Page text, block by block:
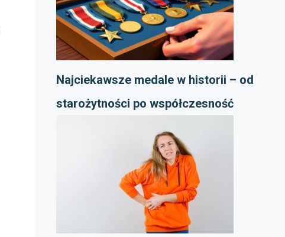
Najciekawsze medale w historii – od
starożytności po współczesność